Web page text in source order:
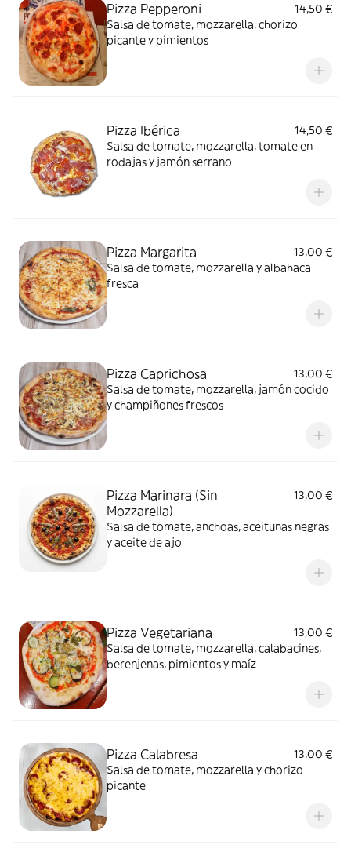
Pizza Pepperoni
14,50 €
Salsa de tomate, mozzarella, chorizo
picante y pimientos
Pizza Ibérica
14,50 €
Salsa de tomate, mozzarella, tomate en
rodajas y jamón serrano
Pizza Margarita
13,00 €
Salsa de tomate, mozzarella y albahaca
fresca
Pizza Caprichosa
13,00 €
Salsa de tomate, mozzarella, jamón cocido
y champiñones frescos
Pizza Marinara (Sin
Mozzarella)
13,00 €
Salsa de tomate, anchoas, aceitunas negras
y aceite de ajo
Pizza Vegetariana
13,00 €
Salsa de tomate, mozzarella, calabacines,
berenjenas, pimientos y maíz
Pizza Calabresa
13,00 €
Salsa de tomate, mozzarella y chorizo
picante